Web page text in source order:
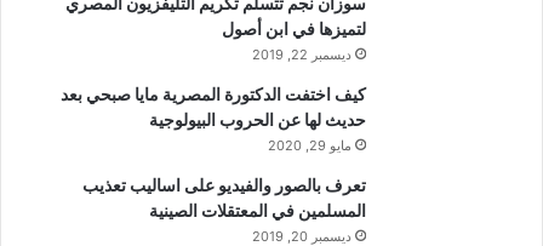
لتميزها في ابن أصول
ديسمبر 22, 2019
كيف اختفت الدكتورة المصرية مايا صبحي بعد
حديث لها عن الحروب البيولوجية
مايو 29, 2020
تعرف بالصور والفيديو على اساليب تعذيب
المسلمين في المعتقلات الصينية
ديسمبر 20, 2019